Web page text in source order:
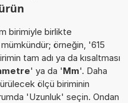
birimiyle birlikte
örneğin, '615
tam adı ya da kısaltması
' ya da 'Mm'. Daha
ölçü biriminin
'Uzunluk' seçin. Ondan